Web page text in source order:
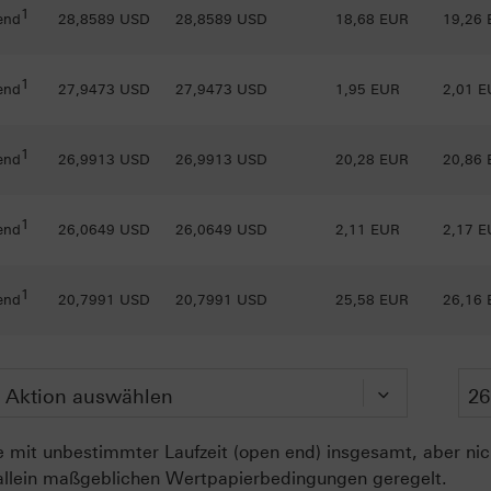
1 28,8589 USD 28,8589 USD 18,68 EUR 19,26
1 27,9473 USD 27,9473 USD 1,95 EUR 2,01
1 26,9913 USD 26,9913 USD 20,28 EUR 20,86
1 26,0649 USD 26,0649 USD 2,11 EUR 2,17
1 20,7991 USD 20,7991 USD 25,58 EUR 26,16
unbestimmter Laufzeit (open end) insgesamt, aber
maßgeblichen Wertpapierbedingungen geregelt.